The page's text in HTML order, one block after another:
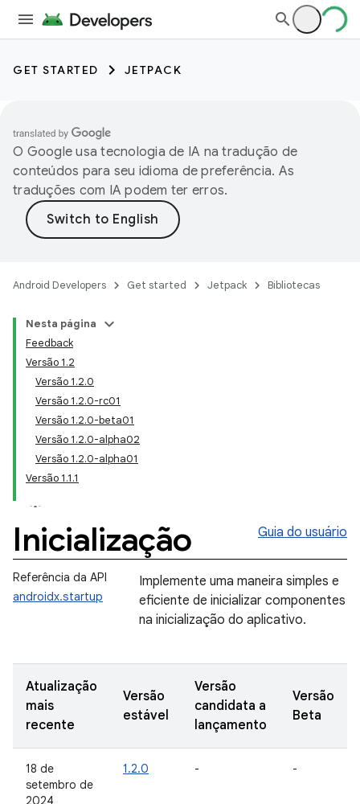
GET STARTED JETPACK
O Google usa tecnologia de IA na tradução de
conteúdos para seu idioma de preferência. As
traduções com IA podem ter erros.
Android Developers Get started Jetpack Bibliotecas
Nesta página
Feedback
Versão 1.2
Versão 1.2.0
Versão 1.2.0-rc01
Versão 1.2.0-beta01
Versão 1.2.0-alpha02
Versão 1.2.0-alpha01
Versão 1.1.1
Inicialização Guia do usuário
Referência da API
androidx.startup
Implemente uma maneira simples e
eficiente de inicializar componentes
na inicialização do aplicativo.
Atualização
mais
recente
Versão
estável
Versão
candidata a
lançamento
Versão
Beta
18 de
setembro de
2024
1.2.0 - -